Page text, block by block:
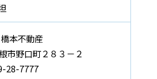
本不動産
市野口町２８３－２
28-7777